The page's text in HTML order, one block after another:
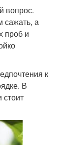
вопрос.
сажать, а
проб и
к
В